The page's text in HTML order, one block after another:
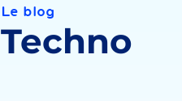
Le blog
Techno